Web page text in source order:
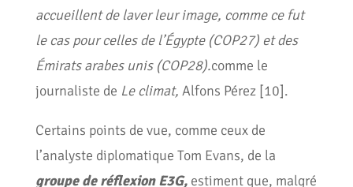
accueillent de laver leur image, comme ce fut
le cas pour celles de l’Égypte (COP27) et des
Émirats arabes unis (COP28).comme le
journaliste de Le climat, Alfons Pérez [10].
Certains points de vue, comme ceux de
l’analyste diplomatique Tom Evans, de la
groupe de réflexion E3G, estiment que, malgré